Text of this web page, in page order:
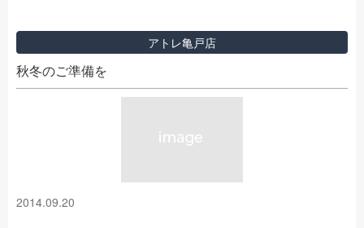
アトレ亀戸店
秋冬のご準備を
2014.09.20